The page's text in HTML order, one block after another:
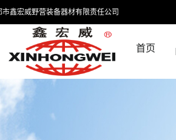
市鑫宏威野营装备器材有限责任公司
首页